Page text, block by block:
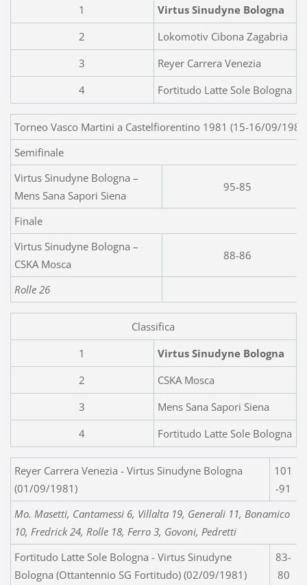
1
Virtus Sinudyne Bologna
2
Lokomotiv Cibona Zagabria
3
Reyer Carrera Venezia
4
Fortitudo Latte Sole Bologna
Torneo Vasco Martini a Castelfiorentino 1981 (15-16/09/
Semifinale
Virtus Sinudyne Bologna –
Mens Sana Sapori Siena
95-85
Finale
Virtus Sinudyne Bologna –
CSKA Mosca
88-86
Rolle 26
Classifica
1
Virtus Sinudyne Bologna
2
CSKA Mosca
3
Mens Sana Sapori Siena
4
Fortitudo Latte Sole Bologna
Reyer Carrera Venezia - Virtus Sinudyne Bologna
(01/09/1981)
101
-91
Mo. Masetti, Cantamessi 6, Villalta 19, Generali 11, Bonamico
10, Fredrick 24, Rolle 18, Ferro 3, Govoni, Pedretti
Fortitudo Latte Sole Bologna - Virtus Sinudyne
Bologna (Ottantennio SG Fortitudo) (02/09/1981)
83-
80